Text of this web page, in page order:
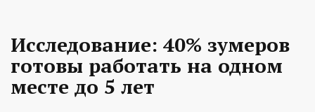
Исследование: 40% зумеров
готовы работать на одном
месте до 5 лет